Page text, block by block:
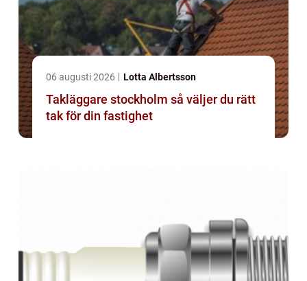
06 augusti 2026 Lotta Albertsson
Takläggare stockholm så väljer du rätt
tak för din fastighet